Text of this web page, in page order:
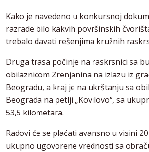
Kako je navedeno u konkursnoj
razrade bilo kakvih površinskih
trebalo davati rešenjima kružnih
Druga trasa počinje na raskrsnici sa
obilaznicom Zrenjanina na izlazu iz
Beogradu, a kraj je na ukrštanju sa
Beograda na petlji „Kovilovo“, sa
53,5 kilometara.
Radovi će se plaćati avansno u visini
ukupno ugovorene vrednosti sa